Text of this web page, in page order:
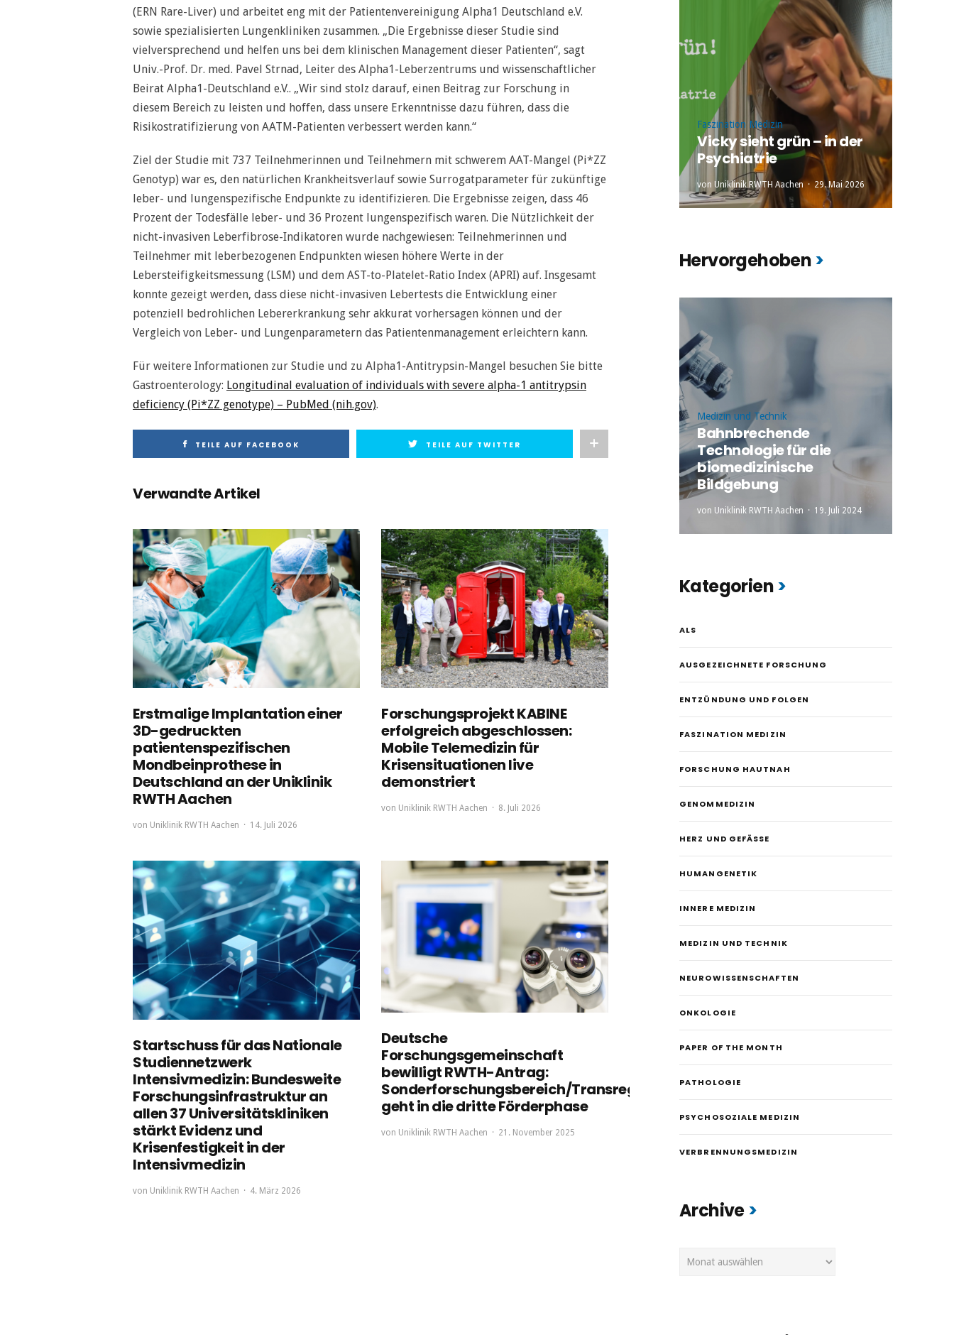
(ERN Rare-Liver) und arbeitet eng mit der Patientenvereinigung Alpha1 Deutschland e.V.
sowie spezialisierten Lungenkliniken zusammen. „Die Ergebnisse dieser Studie sind
vielversprechend und helfen uns bei dem klinischen Management dieser Patienten“, sagt
Univ.-Prof. Dr. med. Pavel Strnad, Leiter des Alpha1-Leberzentrums und wissenschaftlicher
Beirat Alpha1-Deutschland e.V.. „Wir sind stolz darauf, einen Beitrag zur Forschung in
diesem Bereich zu leisten und hoffen, dass unsere Erkenntnisse dazu führen, dass die
Risikostratifizierung von AATM-Patienten verbessert werden kann.“
Ziel der Studie mit 737 Teilnehmerinnen und Teilnehmern mit schwerem AAT-Mangel (Pi*ZZ
Genotyp) war es, den natürlichen Krankheitsverlauf sowie Surrogatparameter für zukünftige
leber- und lungenspezifische Endpunkte zu identifizieren. Die Ergebnisse zeigen, dass 46
Prozent der Todesfälle leber- und 36 Prozent lungenspezifisch waren. Die Nützlichkeit der
nicht-invasiven Leberfibrose-Indikatoren wurde nachgewiesen: Teilnehmerinnen und
Teilnehmer mit leberbezogenen Endpunkten wiesen höhere Werte in der
Lebersteifigkeitsmessung (LSM) und dem AST-to-Platelet-Ratio Index (APRI) auf. Insgesamt
konnte gezeigt werden, dass diese nicht-invasiven Lebertests die Entwicklung einer
potenziell bedrohlichen Lebererkrankung sehr akkurat vorhersagen können und der
Vergleich von Leber- und Lungenparametern das Patientenmanagement erleichtern kann.
Für weitere Informationen zur Studie und zu Alpha1-Antitrypsin-Mangel besuchen Sie bitte
Gastroenterology: Longitudinal evaluation of individuals with severe alpha-1 antitrypsin
deficiency (Pi*ZZ genotype) – PubMed (nih.gov).
TEILE AUF FACEBOOK TEILE AUF TWITTER
Verwandte Artikel
Erstmalige Implantation einer
3D-gedruckten
patientenspezifischen
Mondbeinprothese in
Deutschland an der Uniklinik
RWTH Aachen
von Uniklinik RWTH Aachen 14. Juli 2026
Forschungsprojekt KABINE
erfolgreich abgeschlossen:
Mobile Telemedizin für
Krisensituationen live
demonstriert
von Uniklinik RWTH Aachen 8. Juli 2026
Startschuss für das Nationale
Studiennetzwerk
Intensivmedizin: Bundesweite
Forschungsinfrastruktur an
allen 37 Universitätskliniken
stärkt Evidenz und
Krisenfestigkeit in der
Intensivmedizin
von Uniklinik RWTH Aachen 4. März 2026
Deutsche
Forschungsgemeinschaft
bewilligt RWTH-Antrag:
Sonderforschungsbereich/Transregio
geht in die dritte Förderphase
von Uniklinik RWTH Aachen 21. November 2025
Faszination Medizin
Vicky sieht grün – in der
Psychiatrie
von Uniklinik RWTH Aachen 29. Mai 2026
Hervorgehoben
Medizin und Technik
Bahnbrechende
Technologie für die
biomedizinische
Bildgebung
von Uniklinik RWTH Aachen 19. Juli 2024
Kategorien
ALS
AUSGEZEICHNETE FORSCHUNG
ENTZÜNDUNG UND FOLGEN
FASZINATION MEDIZIN
FORSCHUNG HAUTNAH
GENOMMEDIZIN
HERZ UND GEFÄSSE
HUMANGENETIK
INNERE MEDIZIN
MEDIZIN UND TECHNIK
NEUROWISSENSCHAFTEN
ONKOLOGIE
PAPER OF THE MONTH
PATHOLOGIE
PSYCHOSOZIALE MEDIZIN
VERBRENNUNGSMEDIZIN
Archive